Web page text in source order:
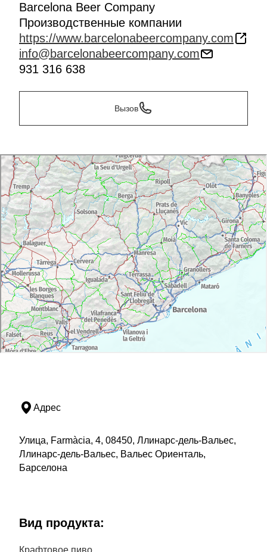
Barcelona Beer Company
Производственные компании
https://www.barcelonabeercompany.com
info@barcelonabeercompany.com
931 316 638
Вызов
Адрес
Улица, Farmàcia, 4, 08450, Ллинарс-дель-Вальес,
Ллинарс-дель-Вальес, Вальес Ориенталь,
Барселона
Bид продукта:
Крафтовое пиво